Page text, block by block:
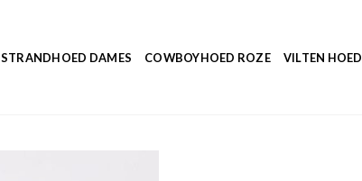
STRANDHOED DAMES COWBOYHOED ROZE VILTEN HOED